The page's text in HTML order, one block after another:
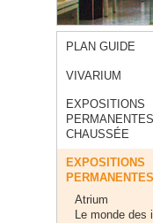
PLAN GUIDE
VIVARIUM
EXPOSITIONS
CHAUSSÉE
EXPOSITIONS
Atrium
Le monde des